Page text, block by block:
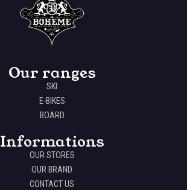
Our ranges
SKI
E-BIKES
BOARD
Informations
OUR STORES
OUR BRAND
CONTACT US